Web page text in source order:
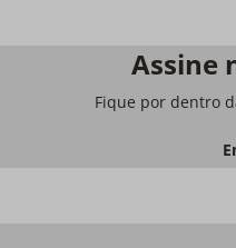
Assine
Fique por dentro